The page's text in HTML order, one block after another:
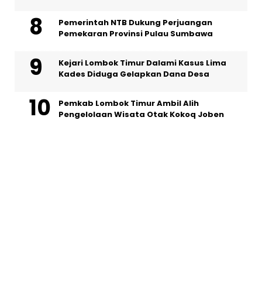
Pemerintah NTB Dukung Perjuangan
Pemekaran Provinsi Pulau Sumbawa
Kejari Lombok Timur Dalami Kasus Lima
Kades Diduga Gelapkan Dana Desa
Pemkab Lombok Timur Ambil Alih
Pengelolaan Wisata Otak Kokoq Joben